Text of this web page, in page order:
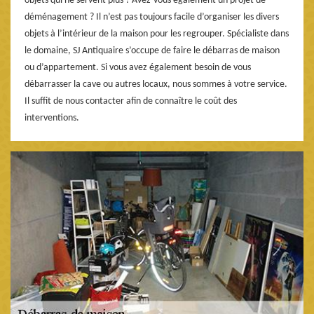
déménagement ? Il n’est pas toujours facile d’organiser les divers
objets à l’intérieur de la maison pour les regrouper. Spécialiste dans
le domaine, SJ Antiquaire s’occupe de faire le débarras de maison
ou d’appartement. Si vous avez également besoin de vous
débarrasser la cave ou autres locaux, nous sommes à votre service.
Il suffit de nous contacter afin de connaître le coût des
interventions.